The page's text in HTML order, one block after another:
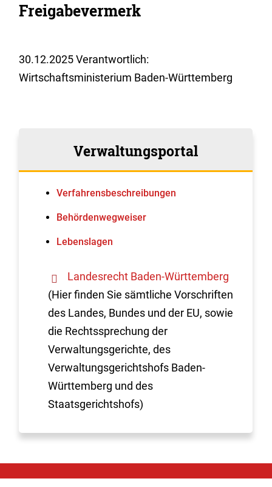
Freigabevermerk
30.12.2025 Verantwortlich:
Wirtschaftsministerium Baden-Württemberg
Verwaltungsportal
Verfahrens­beschreibungen
Behördenwegweiser
Lebenslagen
Landesrecht Baden-Württemberg
(Hier finden Sie sämtliche Vorschriften
des Landes, Bundes und der EU, sowie
die Rechtssprechung der
Verwaltungsgerichte, des
Verwaltungsgerichtshofs Baden-
Württemberg und des
Staatsgerichtshofs)